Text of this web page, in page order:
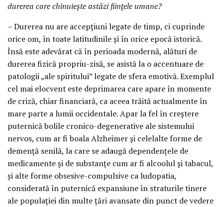
durerea care chinuieşte astăzi fiinţele umane?
– Durerea nu are accepţiuni legate de timp, ci cuprinde
orice om, în toate latitudinile şi în orice epocă istorică.
Însă este adevărat că în perioada modernă, alături de
durerea fizică propriu-zisă, se asistă la o accentuare de
patologii „ale spiritului” legate de sfera emotivă. Exemplul
cel mai elocvent este deprimarea care apare în momente
de criză, chiar financiară, ca aceea trăită actualmente în
mare parte a lumii occidentale. Apar la fel în creştere
puternică bolile cronico-degenerative ale sistemului
nervos, cum ar fi boala Alzheimer şi celelalte forme de
demenţă senilă, la care se adaugă dependenţele de
medicamente şi de substanţe cum ar fi alcoolul şi tabacul,
şi alte forme obsesive-compulsive ca ludopatia,
considerată în puternică expansiune în straturile tinere
ale populaţiei din multe ţări avansate din punct de vedere